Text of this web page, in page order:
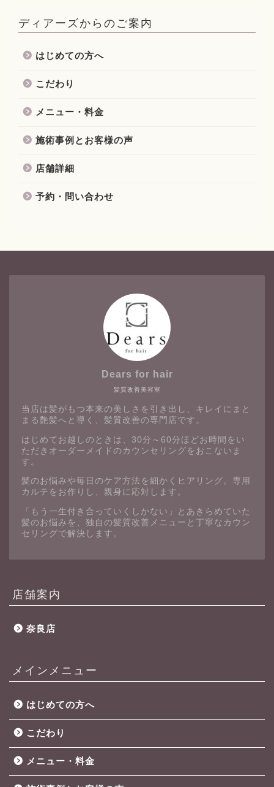
ディアーズからのご案内
はじめての方へ
こだわり
メニュー・料金
施術事例とお客様の声
店舗詳細
予約・問い合わせ
髪質改善美容室
Dears for hair
当店は髪がもつ本来の美しさを引き出し、キレイにまと
まる艶髪へと導く、髪質改善の専門店です。
はじめてお越しのときは、30分～60分ほどお時間をい
ただきオーダーメイドのカウンセリングをおこないま
す。
髪のお悩みや毎日のケア方法を細かくヒアリング。専用
カルテをお作りし、親身に応対します。
「もう一生付き合っていくしかない」とあきらめていた
髪のお悩みを、独自の髪質改善メニューと丁寧なカウン
セリングで解決します。
店舗案内
奈良店
メインメニュー
はじめての方へ
こだわり
メニュー・料金